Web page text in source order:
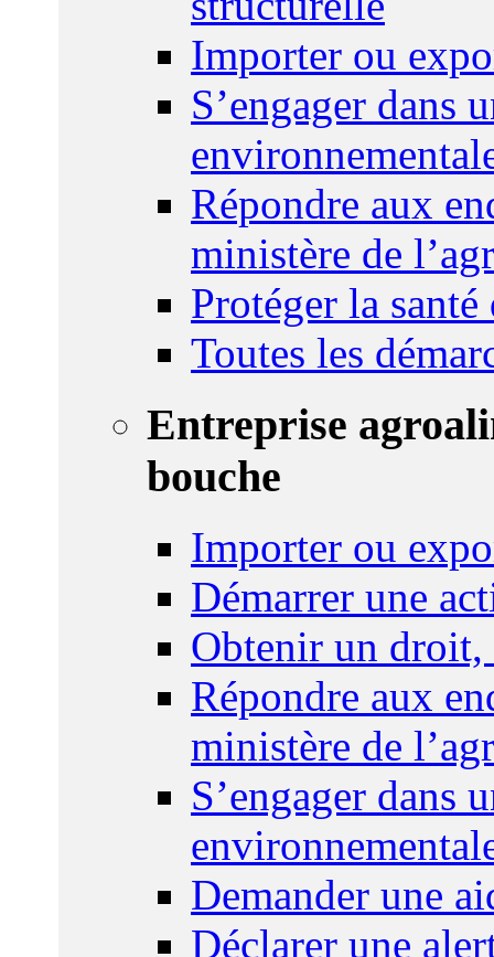
Importer ou
S’engager dans
Répondre aux
ministère de
Protéger la
Toutes les
Entreprise
bouche
Importer ou
Démarrer une
Obtenir un droit,
Répondre aux
ministère de
S’engager dans
Demander une
Déclarer une